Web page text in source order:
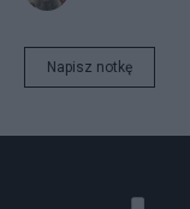
Napisz notkę